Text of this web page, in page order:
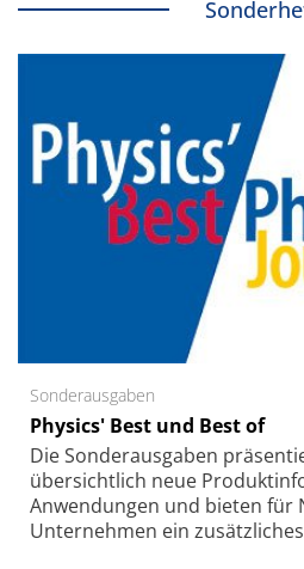
Sonderausgaben
Physics' Best und Best of
Die Sonder­ausgaben
übersichtlich neue
Anwendungen und bieten für
Unternehmen ein